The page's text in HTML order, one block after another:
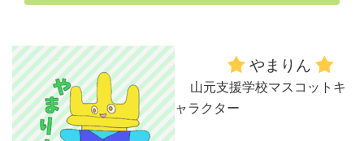
やまりん
山元支援学校マスコットキ
ャラクター